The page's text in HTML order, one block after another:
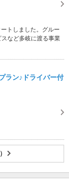
トしました。グルー
など多岐に渡る事業
ラン♪ドライバー付